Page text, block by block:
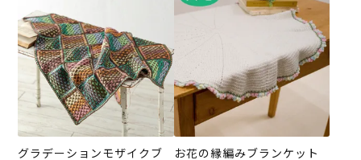
グラデーションモザイクブ
お花の縁編みブランケット